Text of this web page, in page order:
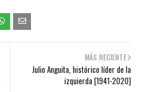
MÁS RECIENTE
Julio Anguita, histórico líder de la
izquierda [1941-2020]